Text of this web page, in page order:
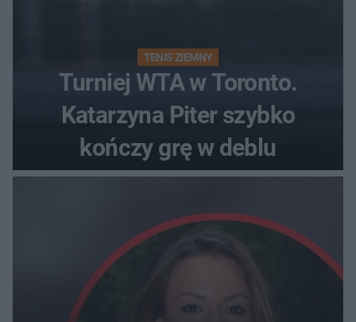
TENIS ZIEMNY
Turniej WTA w Toronto.
Katarzyna Piter szybko
kończy grę w deblu